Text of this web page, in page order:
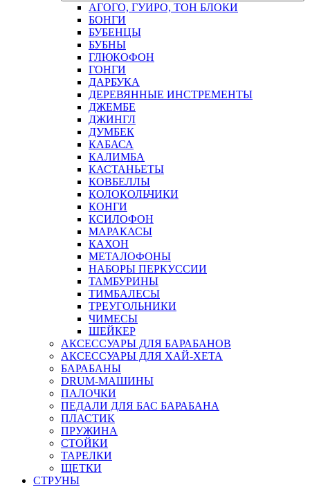
АГОГО, ГУИРО, ТОН БЛОКИ
БОНГИ
БУБЕНЦЫ
БУБНЫ
ГЛЮКОФОН
ГОНГИ
ДАРБУКА
ДЕРЕВЯННЫЕ ИНСТРЕМЕНТЫ
ДЖЕМБЕ
ДЖИНГЛ
ДУМБЕК
КАБАСА
КАЛИМБА
КАСТАНЬЕТЫ
КОВБЕЛЛЫ
КОЛОКОЛЬЧИКИ
КОНГИ
КСИЛОФОН
МАРАКАСЫ
КАХОН
МЕТАЛОФОНЫ
НАБОРЫ ПЕРКУССИИ
ТАМБУРИНЫ
ТИМБАЛЕСЫ
ТРЕУГОЛЬНИКИ
ЧИМЕСЫ
ШЕЙКЕР
АКСЕССУАРЫ ДЛЯ БАРАБАНОВ
АКСЕССУАРЫ ДЛЯ ХАЙ-ХЕТА
БАРАБАНЫ
DRUM-МАШИНЫ
ПАЛОЧКИ
ПЕДАЛИ ДЛЯ БАС БАРАБАНА
ПЛАСТИК
ПРУЖИНА
СТОЙКИ
ТАРЕЛКИ
ЩЕТКИ
СТРУНЫ